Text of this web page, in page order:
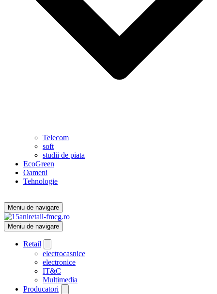
Telecom
soft
studii de piata
EcoGreen
Oameni
Tehnologie
Meniu de navigare
Meniu de navigare
Retail
electrocasnice
electronice
IT&C
Multimedia
Producatori